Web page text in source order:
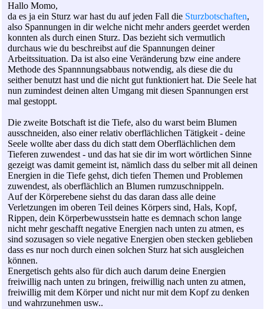
Hallo Momo,
da es ja ein Sturz war hast du auf jeden Fall die Sturzbotschaften,
also Spannungen in dir welche nicht mehr anders geerdet werden
konnten als durch einen Sturz. Das bezieht sich vermutlich
durchaus wie du beschreibst auf die Spannungen deiner
Arbeitssituation. Da ist also eine Veränderung bzw eine andere
Methode des Spannnungsabbaus notwendig, als diese die du
seither benutzt hast und die nicht gut funktioniert hat. Die Seele hat
nun zumindest deinen alten Umgang mit diesen Spannungen erst
mal gestoppt.
Die zweite Botschaft ist die Tiefe, also du warst beim Blumen
ausschneiden, also einer relativ oberflächlichen Tätigkeit - deine
Seele wollte aber dass du dich statt dem Oberflächlichen dem
Tieferen zuwendest - und das hat sie dir im wort wörtlichen Sinne
gezeigt was damit gemeint ist, nämlich dass du selber mit all deinen
Energien in die Tiefe gehst, dich tiefen Themen und Problemen
zuwendest, als oberflächlich an Blumen rumzuschnippeln.
Auf der Körperebene siehst du das daran dass alle deine
Verletzungen im oberen Teil deines Körpers sind, Hals, Kopf,
Rippen, dein Körperbewusstsein hatte es demnach schon lange
nicht mehr geschafft negative Energien nach unten zu atmen, es
sind sozusagen so viele negative Energien oben stecken geblieben
dass es nur noch durch einen solchen Sturz hat sich ausgleichen
können.
Energetisch gehts also für dich auch darum deine Energien
freiwillig nach unten zu bringen, freiwillig nach unten zu atmen,
freiwillig mit dem Körper und nicht nur mit dem Kopf zu denken
und wahrzunehmen usw..